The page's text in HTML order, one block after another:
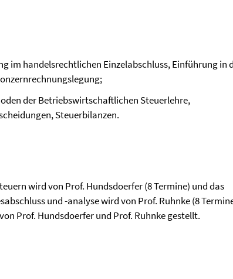
im handelsrechtlichen Einzelabschluss, Einführung in
der Betriebswirtschaftlichen Steuerlehre,
Steuerbilanzen.
wird von Prof. Hundsdoerfer (8 Termine) und das
und -analyse wird von Prof. Ruhnke (8
Prof. Hundsdoerfer und Prof. Ruhnke gestellt.